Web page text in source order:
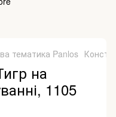
тематика Panlos
на
1105